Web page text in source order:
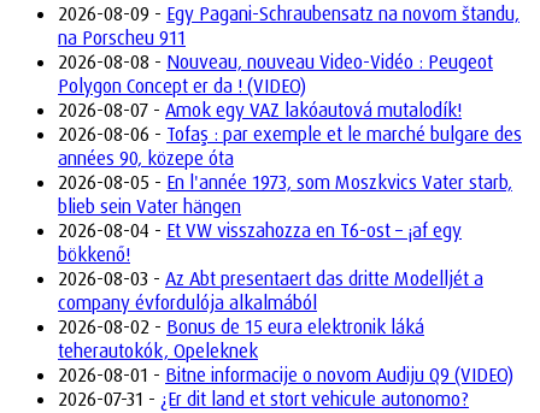
2026-08-09 - Egy Pagani-Schraubensatz na novom štandu,
na Porscheu 911
2026-08-08 - Nouveau, nouveau Video-Vidéo : Peugeot
Polygon Concept er da ! (VIDEO)
2026-08-07 - Amok egy VAZ lakóautová mutalodík!
2026-08-06 - Tofaş : par exemple et le marché bulgare des
années 90, közepe óta
2026-08-05 - En l'année 1973, som Moszkvics Vater starb,
blieb sein Vater hängen
2026-08-04 - Et VW visszahozza en T6-ost – ¡af egy
bökkenő!
2026-08-03 - Az Abt presentaert das dritte Modelljét a
company évfordulója alkalmából
2026-08-02 - Bonus de 15 eura elektronik láká
teherautokók, Opeleknek
2026-08-01 - Bitne informacije o novom Audiju Q9 (VIDEO)
2026-07-31 - ¿Er dit land et stort vehicule autonomo?